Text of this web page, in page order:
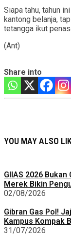
Siapa tahu, tahun
kantong belanja,
tetangga ikut
(Ant)
Share into
YOU MAY ALSO
GIIAS 2026
Merek Bikin
02/08/2026
Gibran Gas Pol!
Kampus Kompak
31/07/2026